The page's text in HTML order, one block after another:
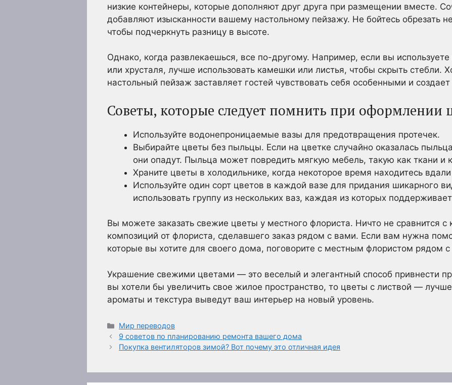
низкие контейнеры, которые дополняют друг друга при размещении вместе.
добавляют изысканности вашему настольному пейзажу. Не бойтесь обрезать
чтобы подчеркнуть разницу в высоте.
Однако, когда развлекаешься, все по-другому. Например, если вы используете
или хрусталя, лучше использовать камешки или листья, чтобы скрыть стебли.
настольный пейзаж заставляет гостей чувствовать себя особенными и
Советы, которые следует помнить при оформлении
Используйте водонепроницаемые вазы для предотвращения протечек.
Выбирайте цветы без пыльцы. Если на цветке случайно оказалась
они опадут. Пыльца может повредить мягкую мебель, такую как ткани и
Храните цветы в холодильнике, когда некоторое время находитесь
Используйте один сорт цветов в каждой вазе для придания шикарного
использовать группу из нескольких ваз, каждая из которых
Вы можете заказать свежие цветы у местного флориста. Ничто не сравнится с
композиций от флориста, сделавшего заказ рядом с вами. Если вам нужна
которые вы хотите для своего дома, поговорите с местным флористом рядом
Украшение свежими цветами — это веселый и элегантный способ привнести
вы хотели бы увеличить свое жилое пространство, то цветы с листвой —
ароматы и текстура выведут ваш интерьер на новый уровень.
Рубрики
Мир переводов
9 советов по планированию ремонта вашего дома
Покупка вентиляторов зимой? Вот почему это отличная идея